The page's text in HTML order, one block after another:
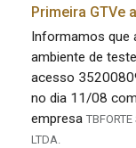
Primeira GTVe
Informamos que
ambiente de
acesso
no dia 11/08
empresa
LTDA.